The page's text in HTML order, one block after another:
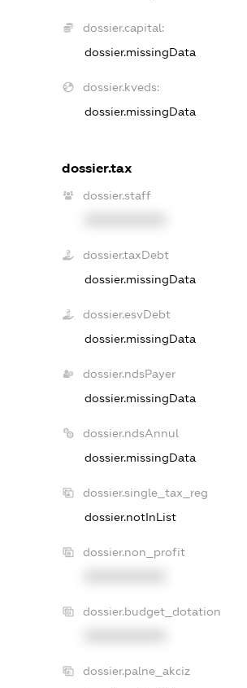
dossier.capital:
dossier.missingData
dossier.kveds:
dossier.missingData
dossier.tax
dossier.staff
dossier.taxDebt
dossier.missingData
dossier.esvDebt
dossier.missingData
dossier.ndsPayer
dossier.missingData
dossier.ndsAnnul
dossier.missingData
dossier.single_tax_reg
dossier.notInList
dossier.non_profit
dossier.budget_dotation
dossier.palne_akciz